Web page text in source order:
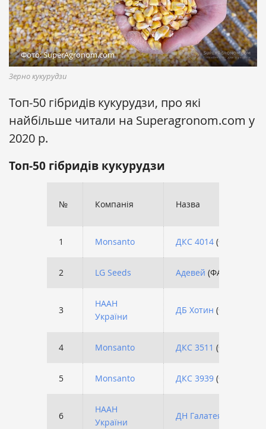
Фото: SuperAgronom.com
Зерно кукурудзи
Топ-50 гібридів кукурудзи, про які
найбільше читали на Superagronom.com у
2020 р.
Топ-50 гібридів кукурудзи
№ Компанія Назва
1 Monsanto ДКС 4014 (ФАО 310)
2 LG Seeds Адевей (ФАО 290)
3
НААН
України
ДБ Хотин (ФАО 250)
4 Monsanto ДКС 3511 (ФАО 330)
5 Monsanto ДКС 3939 (ФАО 320)
6
НААН
України
ДН Галатея